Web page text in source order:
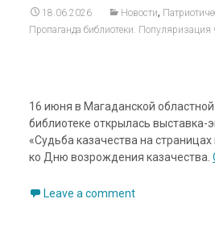
18.06.2026 Новости,
Пропаганда библиотеки. Популяризация
16 июня в Магаданской
библиотеке открылась выставка-
«Судьба казачества на
ко Дню возрождения казачества.
Leave a comment